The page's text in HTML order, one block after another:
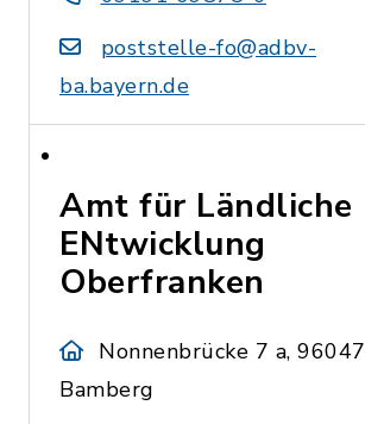
poststelle-fo@adbv-
ba.bayern.de
Amt für Ländliche
ENtwicklung
Oberfranken
Nonnenbrücke 7 a, 96047
Bamberg